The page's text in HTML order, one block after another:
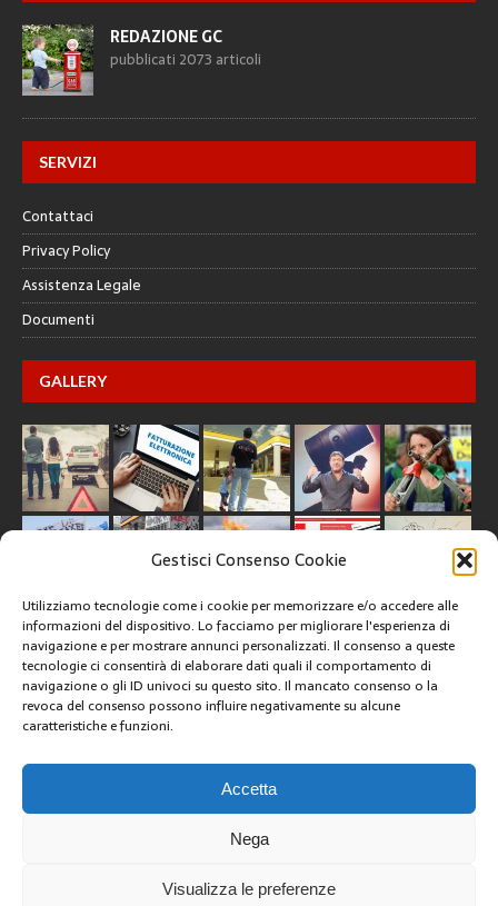
Gestisci Consenso Cookie
Utilizziamo tecnologie come i cookie per memorizzare e/o accedere alle
informazioni del dispositivo. Lo facciamo per migliorare l'esperienza di
navigazione e per mostrare annunci personalizzati. Il consenso a queste
tecnologie ci consentirà di elaborare dati quali il comportamento di
navigazione o gli ID univoci su questo sito. Il mancato consenso o la
revoca del consenso possono influire negativamente su alcune
caratteristiche e funzioni.
Accetta
Nega
Visualizza le preferenze
REDAZIONE GC
pubblicati 2073 articoli
SERVIZI
Contattaci
Privacy Policy
Assistenza Legale
Documenti
GALLERY
CREATIVE COMMONS
Questa opera è concessa in licenza con i termini